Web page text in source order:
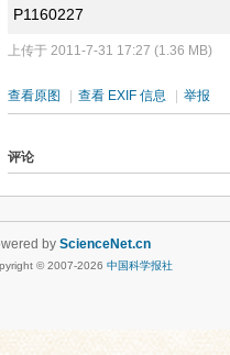
P1160227
上传于 2011-7-31 17:27 (1.36 MB)
查看原图 查看 EXIF 信息 举报
评论
by ScienceNet.cn
© 2007-2026 中国科学报社